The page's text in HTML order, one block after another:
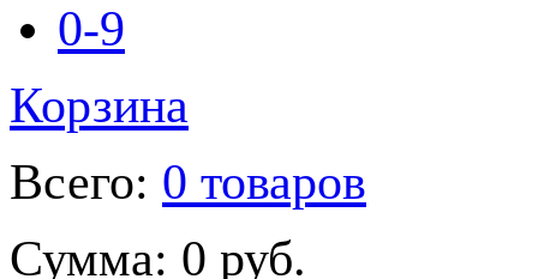
0-9
Корзина
Всего: 0 товаров
Сумма: 0 руб.